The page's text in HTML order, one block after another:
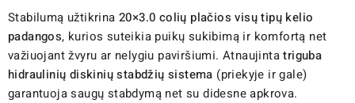
Stabilumą užtikrina 20×3.0 colių plačios visų tipų kelio
padangos, kurios suteikia puikų sukibimą ir komfortą net
važiuojant žvyru ar nelygiu paviršiumi. Atnaujintatriguba
hidraulinių diskinių stabdžių sistema (priekyje ir gale)
garantuoja saugų stabdymą net su didesne apkrova.